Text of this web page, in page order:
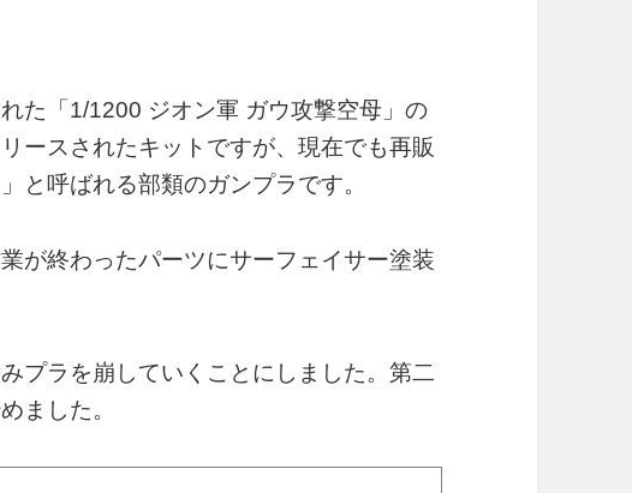
た「1/1200 ジオン軍 ガウ攻撃空母」の
ースされたキットですが、現在でも再販
と呼ばれる部類のガンプラです。
が終わったパーツにサーフェイサー塗装
プラを崩していくことにしました。第二
ました。